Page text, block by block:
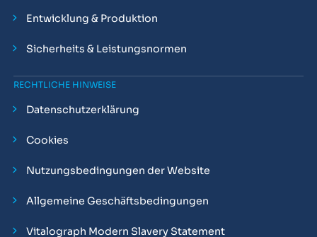
Entwicklung & Produktion
Sicherheits & Leistungsnormen
RECHTLICHE HINWEISE
Datenschutzerklärung
Cookies
Nutzungsbedingungen der Website
Allgemeine Geschäftsbedingungen
Vitalograph Modern Slavery Statement